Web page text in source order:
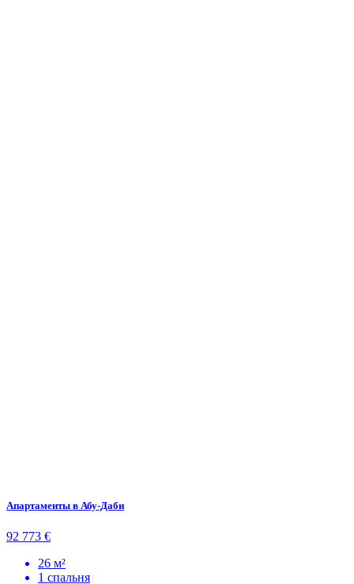
Апартаменты в Абу-Даби
92 773 €
26 м²
1 спальня